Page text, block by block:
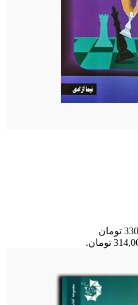
قیمت اصلی: 330,000 تومان